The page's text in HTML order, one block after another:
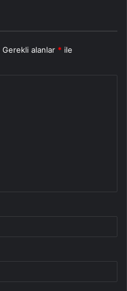
Gerekli alanlar * ile